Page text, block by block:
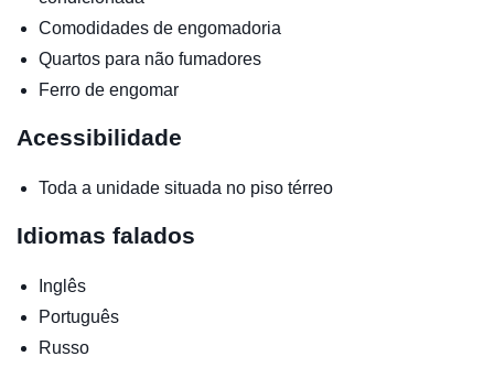
Comodidades de engomadoria
Quartos para não fumadores
Ferro de engomar
Acessibilidade
Toda a unidade situada no piso térreo
Idiomas falados
Inglês
Português
Russo